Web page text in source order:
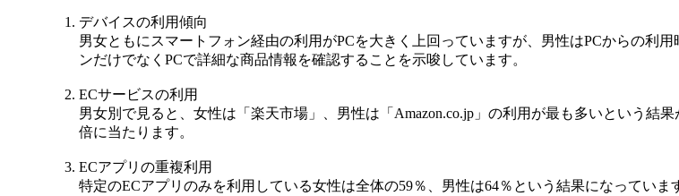
デバイスの利用傾向
男女ともにスマートフォン経由の利用がPCを大きく上回っていますが、男性はPCからの利
ンだけでなくPCで詳細な商品情報を確認することを示唆しています​​。
ECサービスの利用
男女別で見ると、女性は「楽天市場」、男性は「Amazon.co.jp」の利用が最も多いという結
倍に当たります​​。
ECアプリの重複利用
特定のECアプリのみを利用している女性は全体の59％、男性は64％という結果になってい